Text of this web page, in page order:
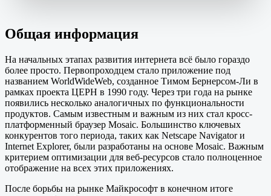
Общая информация
На начальных этапах развития интернета всё было гораздо
более просто. Первопроходцем стало приложение под
названием WorldWideWeb, созданное Тимом Бернерсом-Ли в
рамках проекта ЦЕРН в 1990 году. Через три года на рынке
появились несколько аналогичных по функциональности
продуктов. Самым известным и важным из них стал кросс-
платформенный браузер Mosaic. Большинство ключевых
конкурентов того периода, таких как Netscape Navigator и
Internet Explorer, были разработаны на основе Mosaic. Важным
критерием оптимизации для веб-ресурсов стало полноценное
отображение на всех этих приложениях.
После борьбы на рынке Майкрософт в конечном итоге